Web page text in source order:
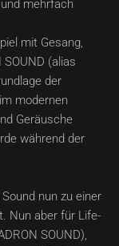
mehrfach
mit Gesang,
(alias
der
modernen
Geräusche
während der
nun zu einer
Nun aber für Life-
SOUND),